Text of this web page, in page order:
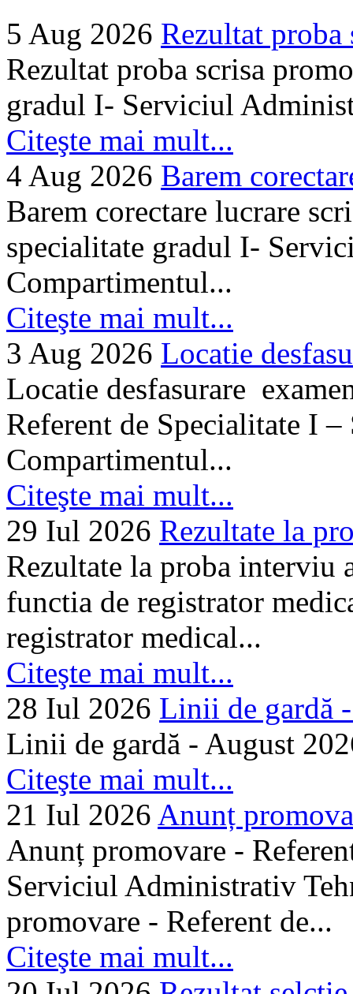
5 Aug 2026 Rezultat proba
Rezultat proba scrisa
gradul I- Serviciul
Citeşte mai mult...
4 Aug 2026 Barem
Barem corectare lucrare
specialitate gradul I-
Compartimentul...
Citeşte mai mult...
3 Aug 2026 Locatie
Locatie desfasurare
Referent de Specialitate I
Compartimentul...
Citeşte mai mult...
29 Iul 2026 Rezultate la
Rezultate la proba interviu
functia de registrator
registrator medical...
Citeşte mai mult...
28 Iul 2026 Linii de gardă
Linii de gardă - August
Citeşte mai mult...
21 Iul 2026 Anunț
Anunț promovare -
Serviciul Administrativ
promovare - Referent de...
Citeşte mai mult...